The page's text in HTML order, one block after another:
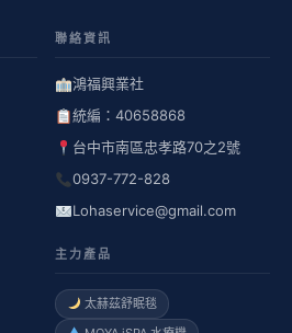
聯絡資訊
鴻福興業社
統編：40658868
台中市南區忠孝路70之2號
0937-772-828
Lohaservice@gmail.com
主力產品
太赫茲舒眠毯